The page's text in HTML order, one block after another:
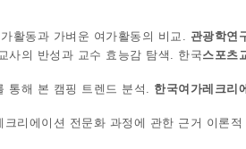
활동과 가벼운 여가활동의 비교. 관광학연
사의 반성과 교수 효능감 탐색. 한국스포츠
통해 본 캠핑 트렌드 분석. 한국여가레크리
리에이션 전문화 과정에 관한 근거 이론적